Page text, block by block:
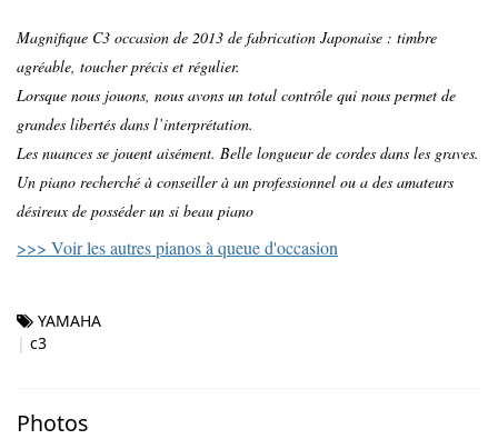
Magnifique C3 occasion de 2013 de fabrication Japonaise : timbre
agréable, toucher précis et régulier.
Lorsque nous jouons, nous avons un total contrôle qui nous permet de
grandes libertés dans l’interprétation.
Les nuances se jouent aisément. Belle longueur de cordes dans les graves.
Un piano recherché à conseiller à un professionnel ou a des amateurs
désireux de posséder un si beau piano
>>> Voir les autres pianos à queue d'occasion
YAMAHA
c3
Photos